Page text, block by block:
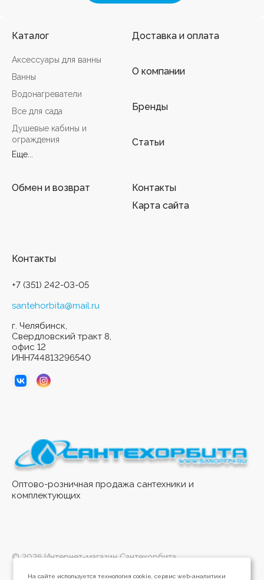
Оптово-розничная продажа сантехники и
комплектующих
Каталог
Аксессуары для ванны
Ванны
Водонагреватели
Все для сада
Душевые кабины и
ограждения
Еще...
Доставка и оплата
О компании
Бренды
Статьи
Обмен и возврат
Контакты
Карта сайта
Контакты
+7 (351) 242-03-05
santehorbita@mail.ru
г. Челябинск,
Свердловский тракт 8,
офис 12
ИНН744813296540
© 2026 Интернет-магазин Сантехорбита
На сайте используется технология cookie, сервис web-аналитики